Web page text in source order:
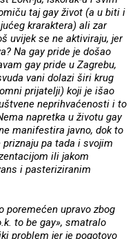
taj gay život (a u biti i
kraraktera) ali zar
uvijek se ne aktiviraju, jer
Na gay pride je došao
gay pride u Zagrebu,
vani dolazi širi krug
prijatelji) koji je išao
neprihvaćenosti i to
napretka u životu gay
manifestira javno, dok to
pa tada i svojim
ili jakom
i pasteriziranim
poremećen upravo zbog
to be gay», smatralo
problem jer je pogotovo